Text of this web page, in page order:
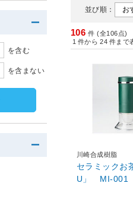
並び順：
106 件 (全106点)
1 件から 24 件まで
川崎合成樹脂
セラミックお
U」 MI-001
を含む
を含まない